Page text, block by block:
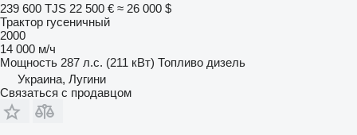
239 600 TJS 22 500 € ≈ 26 000 $
Трактор гусеничный
2000
14 000 м/ч
Мощность 287 л.с. (211 кВт) Топливо дизель
Украина, Лугини
Связаться с продавцом